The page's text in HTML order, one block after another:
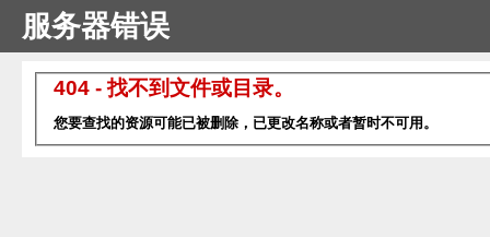
服务器错误
404 - 找不到文件或目录。
您要查找的资源可能已被删除，已更改名称或者暂时不可用。